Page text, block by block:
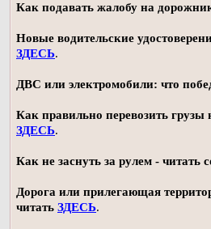
Как подавать жалобу на
Новые водительские
ЗДЕСЬ.
ДВС или электромобили: что
Как правильно перевозить грузы
ЗДЕСЬ.
Как не заснуть за рулем - читать
Дорога или прилегающая
читать ЗДЕСЬ.